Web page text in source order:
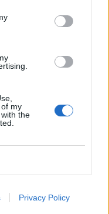
my
the
Privacy Policy
hévvel épül a
a női válogatott a
HÍR